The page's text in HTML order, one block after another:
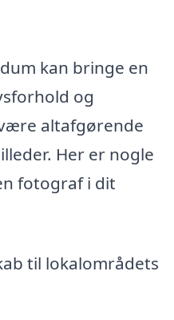
kan bringe en
og
altafgørende
Her er nogle
fotograf i dit
til lokalområdets